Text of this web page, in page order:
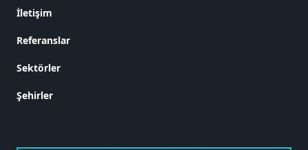
İletişim
Referanslar
Sektörler
Şehirler